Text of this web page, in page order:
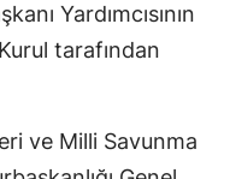
Yardımcısının
tarafından
ve Milli Savunma